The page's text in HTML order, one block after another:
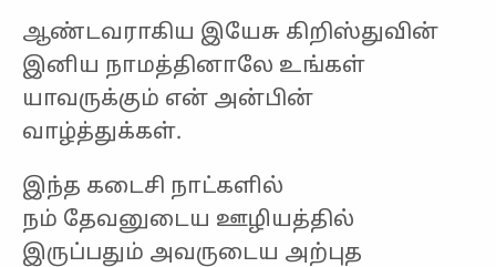
ஆண்டவராகிய இயேசு கிறிஸ்துவின்
இனிய நாமத்தினாலே உங்கள்
யாவருக்கும் என் அன்பின்
வாழ்த்துக்கள்.
இந்த கடைசி நாட்களில்
நம் தேவனுடைய ஊழியத்தில்
இருப்பதும் அவருடைய அற்புத